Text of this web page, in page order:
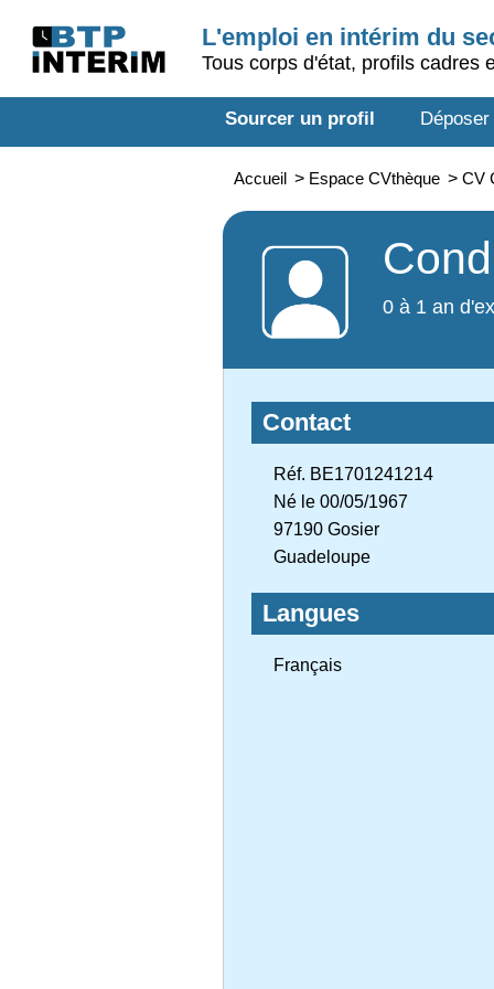
L'emploi en intérim du
Tous corps d'état, profils cadres
Sourcer un profil
Accueil > Espace CVthèque > CV
0 à 1 an
Contact
Réf. BE1701241214
Né le 00/05/1967
97190 Gosier
Guadeloupe
Langues
Français